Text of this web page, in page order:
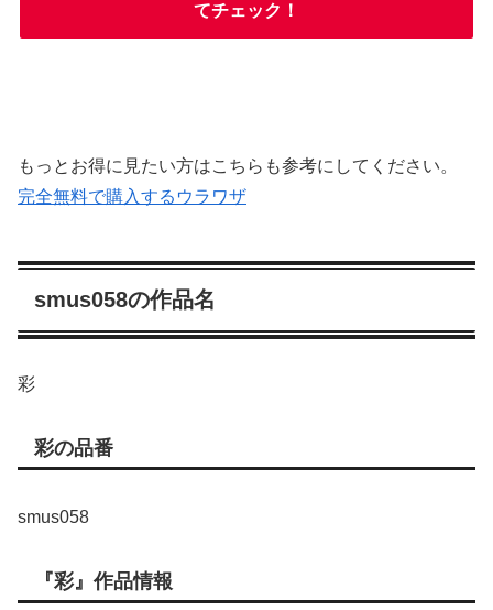
てチェック！
もっとお得に見たい方はこちらも参考にしてください。
完全無料で購入するウラワザ
smus058の作品名
彩
彩の品番
smus058
『彩』作品情報